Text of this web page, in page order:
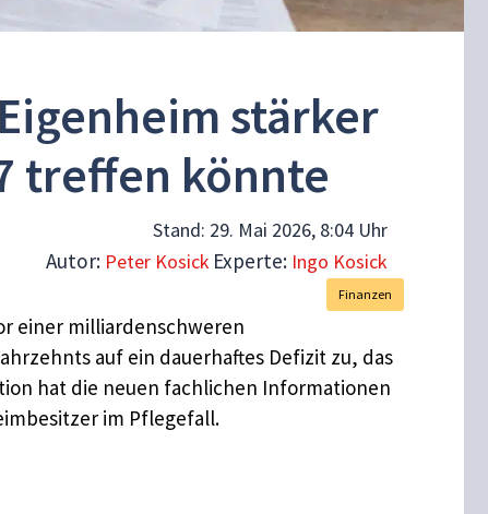
stärker
treffen könnte
Stand: 29. Mai 2026, 8:04 Uhr
Autor: Peter Kosick Experte: Ingo Kosick
Finanzen
einer milliardenschweren
auf ein dauerhaftes Defizit zu, das
hat die neuen fachlichen Informationen
im Pflegefall.